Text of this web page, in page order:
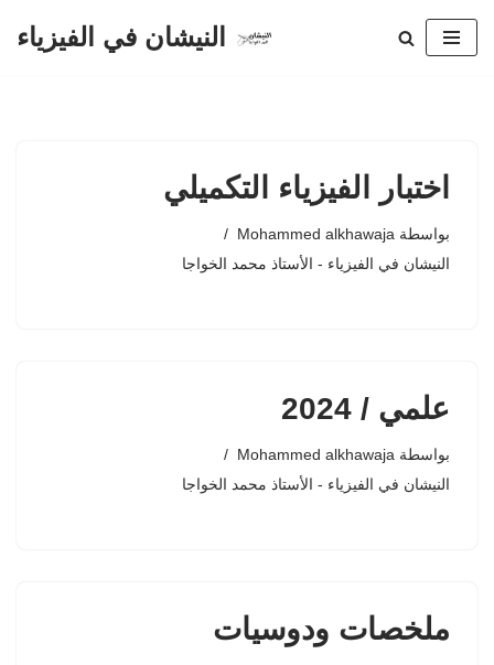
تخطى
النيشان في الفيزياء
اختبار الفيزياء التكميلي
بواسطة Mohammed alkhawaja
النيشان في الفيزياء - الأستاذ محمد الخواجا
علمي / 2024
بواسطة Mohammed alkhawaja
النيشان في الفيزياء - الأستاذ محمد الخواجا
ملخصات ودوسيات